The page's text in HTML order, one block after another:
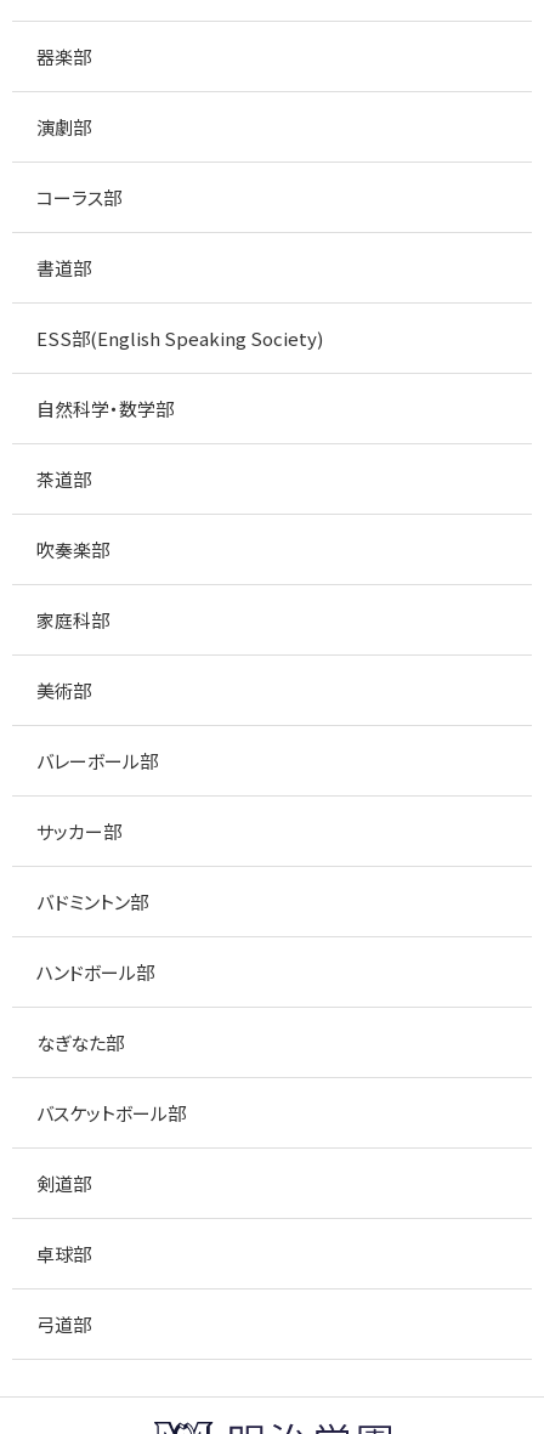
器楽部
演劇部
コーラス部
書道部
ESS部(English Speaking Society)
自然科学・数学部
茶道部
吹奏楽部
家庭科部
美術部
バレーボール部
サッカー部
バドミントン部
ハンドボール部
なぎなた部
バスケットボール部
剣道部
卓球部
弓道部